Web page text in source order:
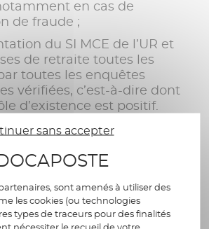
en cas de
de fraude ;
du SI MCE de l’UR et
de retraite toutes les
toutes les enquêtes
vérifiées, c’est-à-dire dont
d’existence est positif.
publics face à la
sans accepter
sont amenés à utiliser des
les cookies (ou technologies
types de traceurs pour des finalités
nécessiter le recueil de votre